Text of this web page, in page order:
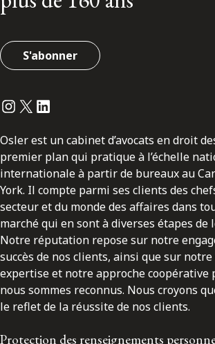
S'abonner
Instagram
Twitter
LinkedIn
Osler est un cabinet d’avocats en droit
premier plan qui pratique à l’échelle
internationale à partir de bureaux au
York. Il compte parmi ses clients des
secteur et du monde des affaires dans
marché qui en sont à diverses étapes de
Notre réputation repose sur notre
succès de nos clients, ainsi que sur
expertise et notre approche coopérative
nous sommes reconnus. Nous croyons
le reflet de la réussite de nos clients.
Protection des renseignements